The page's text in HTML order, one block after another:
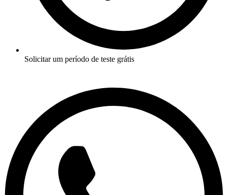
Solicitar um período de teste grátis